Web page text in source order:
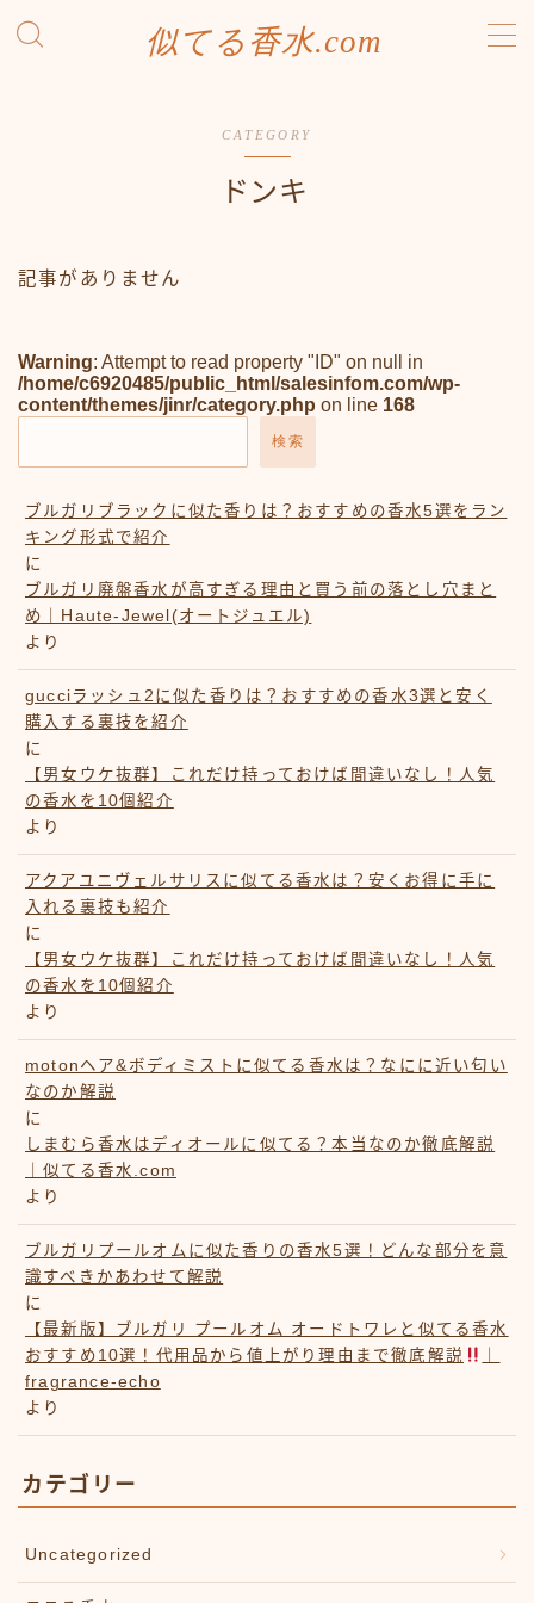
似てる香水.com
利用規約／特定商取引法に基づく表記
CATEGORY
ドンキ
記事がありません
Warning: Attempt to read property "ID" on null in
/home/c6920485/public_html/salesinfom.com/wp-
content/themes/jinr/category.php on line 168
検索
ブルガリブラックに似た香りは？おすすめの香水5選をラン
キング形式で紹介
に
ブルガリ廃盤香水が高すぎる理由と買う前の落とし穴まと
め｜Haute-Jewel(オートジュエル)
より
gucciラッシュ2に似た香りは？おすすめの香水3選と安く
購入する裏技を紹介
に
【男女ウケ抜群】これだけ持っておけば間違いなし！人気
の香水を10個紹介
より
アクアユニヴェルサリスに似てる香水は？安くお得に手に
入れる裏技も紹介
に
【男女ウケ抜群】これだけ持っておけば間違いなし！人気
の香水を10個紹介
より
motonヘア&ボディミストに似てる香水は？なにに近い匂い
なのか解説
に
しまむら香水はディオールに似てる？本当なのか徹底解説
｜似てる香水.com
より
ブルガリプールオムに似た香りの香水5選！どんな部分を意
識すべきかあわせて解説
に
【最新版】ブルガリ プールオム オードトワレと似てる香水
おすすめ10選！代用品から値上がり理由まで徹底解説
fragrance-echo
より
カテゴリー
Uncategorized